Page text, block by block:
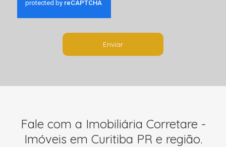
Enviar
Fale com a Imobiliária Corretare -
Imóveis em Curitiba PR e região.